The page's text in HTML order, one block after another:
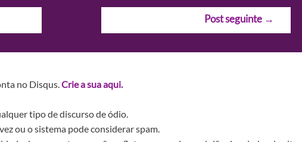
Post seguinte →
no Disqus.Crie a sua aqui.
tipo de discurso de ódio.
ou o sistema pode considerar spam.